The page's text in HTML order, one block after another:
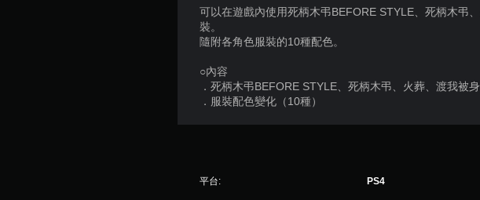
可以在遊戲內使用死柄木弔BEFORE STYLE、死柄木弔
裝。
隨附各角色服裝的10種配色。
○內容
．死柄木弔BEFORE STYLE、死柄木弔、火葬、渡我被
．服裝配色變化（10種）
平台: PS4